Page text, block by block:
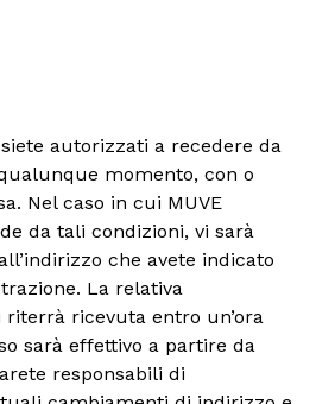
siete autorizzati a recedere da
momento, con o
Nel caso in cui MUVE
da tali condizioni, vi sarà
che avete indicato
La relativa
ricevuta entro un’ora
sarà effettivo a partire da
responsabili di